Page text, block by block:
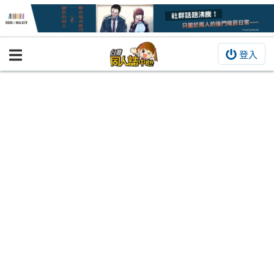
登入
BOOKY書集倉庫